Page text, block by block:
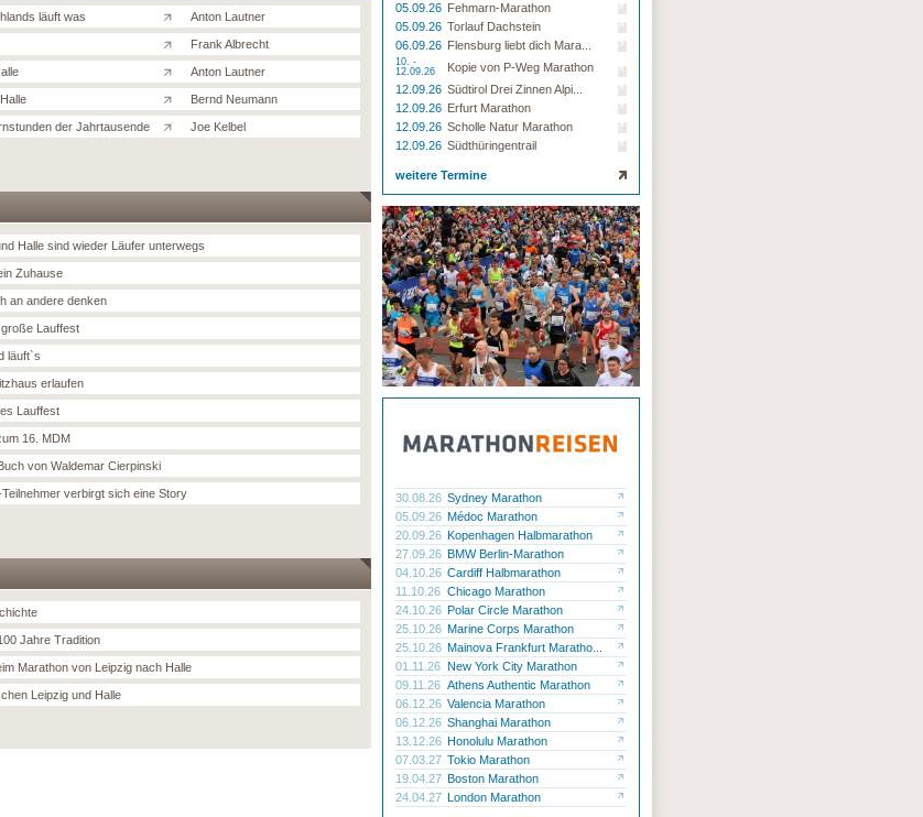
läuft was Anton Lautner
Frank Albrecht
Anton Lautner
Bernd Neumann
der Jahrtausende Joe Kelbel
Halle sind wieder Läufer unterwegs
Zuhause
an andere denken
Lauffest
läuft`s
erlaufen
Lauffest
16. MDM
von Waldemar Cierpinski
verbirgt sich eine Story
Jahre Tradition
Marathon von Leipzig nach Halle
Leipzig und Halle
05.09.26 Fehmarn-Marathon
05.09.26 Torlauf Dachstein
06.09.26 Flensburg liebt dich Mara...
10. -
12.09.26
Kopie von P-Weg Marathon
12.09.26 Südtirol Drei Zinnen Alpi...
12.09.26 Erfurt Marathon
12.09.26 Scholle Natur Marathon
12.09.26 Südthüringentrail
weitere Termine
30.08.26 Sydney Marathon
05.09.26 Médoc Marathon
20.09.26 Kopenhagen Halbmarathon
27.09.26 BMW Berlin-Marathon
04.10.26 Cardiff Halbmarathon
11.10.26 Chicago Marathon
24.10.26 Polar Circle Marathon
25.10.26 Marine Corps Marathon
25.10.26 Mainova Frankfurt Maratho...
01.11.26 New York City Marathon
09.11.26 Athens Authentic Marathon
06.12.26 Valencia Marathon
06.12.26 Shanghai Marathon
13.12.26 Honolulu Marathon
07.03.27 Tokio Marathon
19.04.27 Boston Marathon
24.04.27 London Marathon